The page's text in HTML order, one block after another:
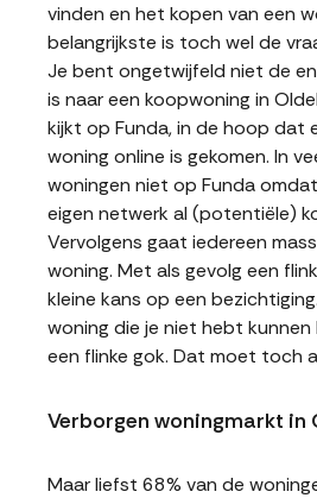
vinden en het kopen van een
belangrijkste is toch wel de
Je bent ongetwijfeld niet de
is naar een koopwoning in
kijkt op Funda, in de hoop dat
woning online is gekomen. In
woningen niet op Funda
eigen netwerk al (potentiële)
Vervolgens gaat iedereen
woning. Met als gevolg een
kleine kans op een
woning die je niet hebt kunnen
een flinke gok. Dat moet toch
Verborgen woningmarkt in
Maar liefst 68% van de